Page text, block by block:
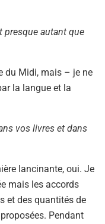
presque autant que
du Midi, mais – je ne
la langue et la
vos livres et dans
lancinante, oui. Je
mais les accords
et des quantités de
Pendant